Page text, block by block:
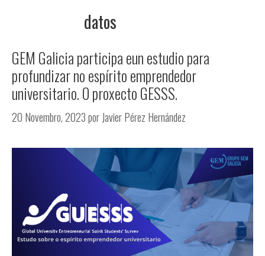
datos
GEM Galicia participa eun estudio para
profundizar no espírito emprendedor
universitario. O proxecto GESSS.
20 Novembro, 2023por Javier Pérez Hernández